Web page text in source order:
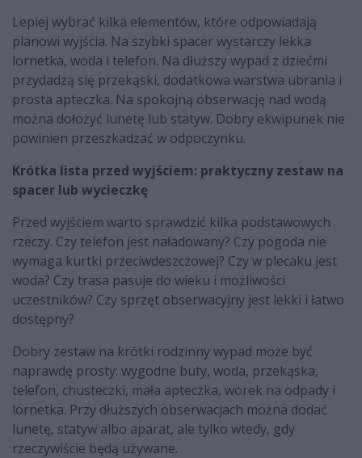
Lepiej wybrać kilka elementów, które odpowiadają
planowi wyjścia. Na szybki spacer wystarczy lekka
lornetka, woda i telefon. Na dłuższy wypad z dziećmi
przydadzą się przekąski, dodatkowa warstwa ubrania i
prosta apteczka. Na spokojną obserwację nad wodą
można dołożyć lunetę lub statyw. Dobry ekwipunek nie
powinien przeszkadzać w odpoczynku.
Krótka lista przed wyjściem: praktyczny zestaw na
spacer lub wycieczkę
Przed wyjściem warto sprawdzić kilka podstawowych
rzeczy. Czy telefon jest naładowany? Czy pogoda nie
wymaga kurtki przeciwdeszczowej? Czy w plecaku jest
woda? Czy trasa pasuje do wieku i możliwości
uczestników? Czy sprzęt obserwacyjny jest lekki i łatwo
dostępny?
Dobry zestaw na krótki rodzinny wypad może być
naprawdę prosty: wygodne buty, woda, przekąska,
telefon, chusteczki, mała apteczka, worek na odpady i
lornetka. Przy dłuższych obserwacjach można dodać
lunetę, statyw albo aparat, ale tylko wtedy, gdy
rzeczywiście będą używane.